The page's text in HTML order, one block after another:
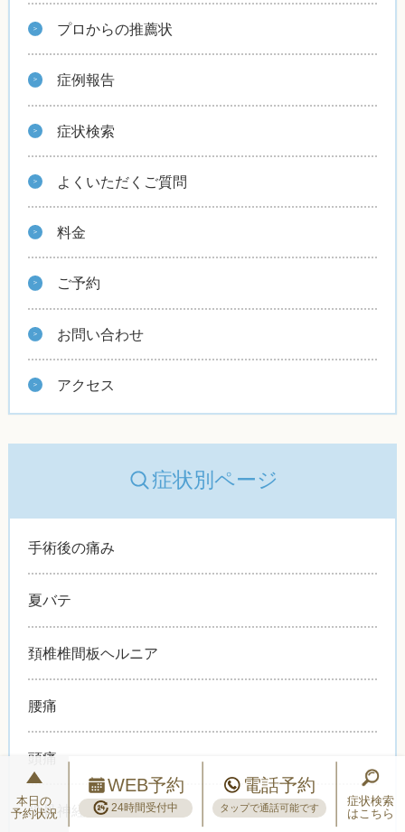
プロからの推薦状
症例報告
症状検索
よくいただくご質問
料金
ご予約
お問い合わせ
アクセス
症状別ページ
手術後の痛み
夏バテ
頚椎椎間板ヘルニア
腰痛
頭痛
坐骨神経痛
本日の
予約状況
WEB予約
24時間受付中
電話予約
タップで通話可能です
症状検索
はこちら